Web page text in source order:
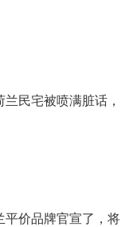
民宅被喷满脏话，
平价品牌官宣了，将